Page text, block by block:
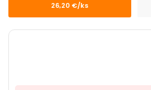
Dvierka, ochranné siete
26,20 €/ks